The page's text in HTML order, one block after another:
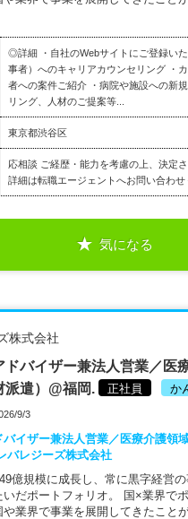
◎詳細 ・自社のWebサイトにご登録い
事者）へのキャリアカウンセリング ・
者への案件ご紹介 ・病院や施設への新
リング、人材のご提案等...
東京都渋谷区
応相談 ご経歴・能力を考慮の上、決定
詳細は転職エージェントへお問い合わせ
気になる
株式会社
ドバイザー兼法人営業／医
派遣）@福岡.
正社員 か
9/3
バイザー兼法人営業／医療介護領
バレジーズ株式会社
億規模に成長し、常に黒字経営
いだポートフォリオ。 国×業界で
や業界で事業を展開してきたこと